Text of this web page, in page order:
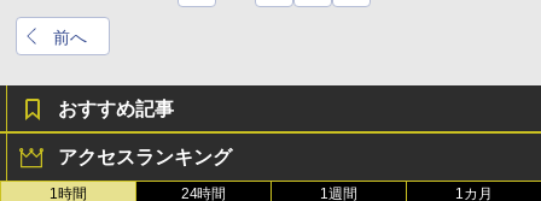
前へ
おすすめ記事
アクセスランキング
1時間 24時間 1週間 1カ月